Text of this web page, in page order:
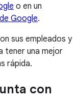
o en un
Google.
sus empleados y
tener una mejor
rápida.
con